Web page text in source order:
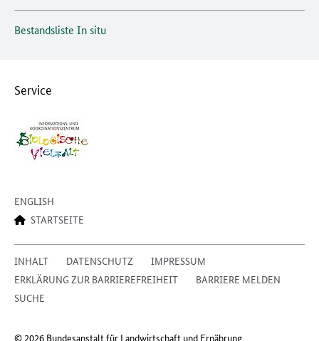
Bestandsliste In situ
Service
ENGLISH
STARTSEITE
INHALT DATENSCHUTZ
IMPRESSUM
ERKLÄRUNG ZUR BARRIEREFREIHEIT
BARRIERE MELDEN
SUCHE
© 2026 Bundesanstalt für Landwirtschaft und Ernährung